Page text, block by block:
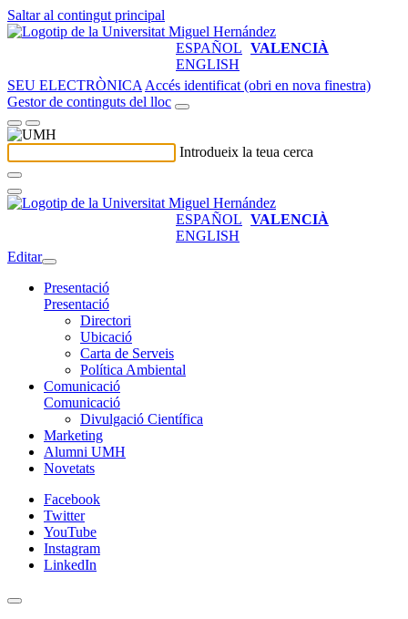
Saltar al contingut principal
ESPAÑOL VALENCIÀ
ENGLISH
SEU ELECTRÒNICA Accés identificat (obri en nova finestra)
Gestor de continguts del lloc
Introdueix la teua cerca
ESPAÑOL VALENCIÀ
ENGLISH
Editar
Presentació
Presentació
Directori
Ubicació
Carta de Serveis
Política Ambiental
Comunicació
Comunicació
Divulgació Científica
Marketing
Alumni UMH
Novetats
Facebook
Twitter
YouTube
Instagram
LinkedIn